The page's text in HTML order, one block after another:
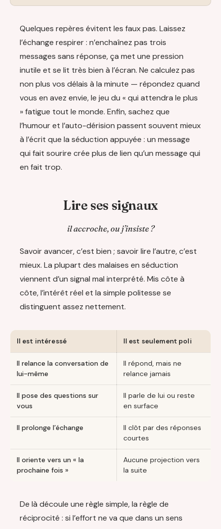
Quelques repères évitent les faux pas. Laissez
l’échange respirer : n’enchaînez pas trois
messages sans réponse, ça met une pression
inutile et se lit très bien à l’écran. Ne calculez pas
non plus vos délais à la minute — répondez quand
vous en avez envie, le jeu du « qui attendra le plus
» fatigue tout le monde. Enfin, sachez que
l’humour et l’auto-dérision passent souvent mieux
à l’écrit que la séduction appuyée : un message
qui fait sourire crée plus de lien qu’un message qui
en fait trop.
Lire ses signaux
il accroche, ou j’insiste ?
Savoir avancer, c’est bien ; savoir lire l’autre, c’est
mieux. La plupart des malaises en séduction
viennent d’un signal mal interprété. Mis côte à
côte, l’intérêt réel et la simple politesse se
distinguent assez nettement.
Il est intéressé Il est seulement poli
Il relance la conversation de
lui-même
Il répond, mais ne
relance jamais
Il pose des questions sur
vous
Il parle de lui ou reste
en surface
Il prolonge l’échange
Il clôt par des réponses
courtes
Il oriente vers un « la
prochaine fois »
Aucune projection vers
la suite
De là découle une règle simple, la règle de
réciprocité : si l’effort ne va que dans un sens